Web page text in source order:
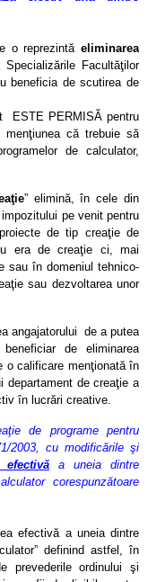
o reprezintă eliminarea
Facultăţilor
beneficia de scutirea de
ESTE PERMISĂ pentru
că trebuie să
de calculator,
” elimină, în cele din
pe venit pentru
de tip creaţie de
era de creaţie ci, mai
sau în domeniul tehnico-
sau dezvoltarea unor
angajatorului de a putea
de eliminarea
o calificare menţionată în
departament de creaţie a
în lucrări creative.
de programe pentru
2003, cu modificările şi
efectivă a uneia dintre
corespunzătoare
efectivă a uneia dintre
definind astfel, în
prevederile ordinului şi